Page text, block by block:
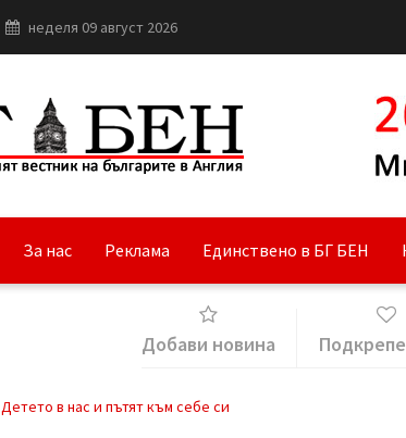
неделя 09 август 2026
За нас Реклама Единствено в БГ БЕН
Добави новина
Детето в нас и пътят към себе си